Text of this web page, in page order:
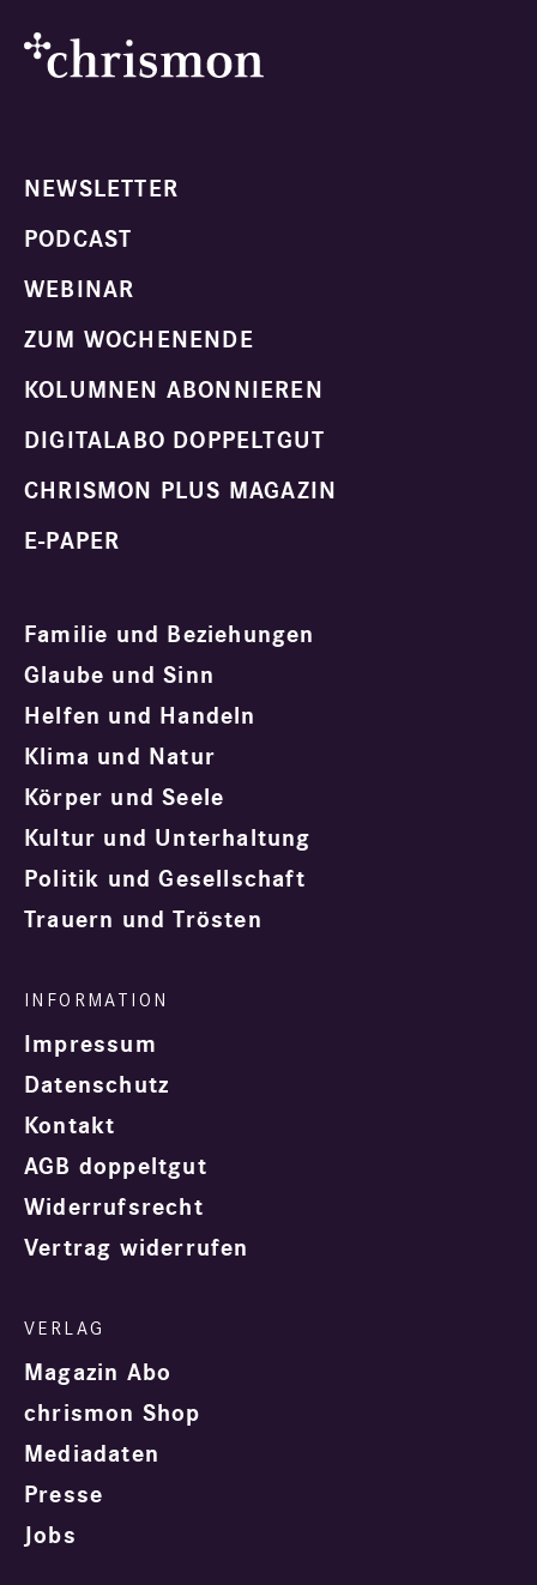
NEWSLETTER
PODCAST
WEBINAR
ZUM WOCHENENDE
KOLUMNEN ABONNIEREN
DIGITALABO DOPPELTGUT
CHRISMON PLUS MAGAZIN
E-PAPER
Familie und Beziehungen
Glaube und Sinn
Helfen und Handeln
Klima und Natur
Körper und Seele
Kultur und Unterhaltung
Politik und Gesellschaft
Trauern und Trösten
Impressum
Datenschutz
Kontakt
AGB doppeltgut
Widerrufsrecht
Vertrag widerrufen
Magazin Abo
chrismon Shop
Mediadaten
Presse
Jobs